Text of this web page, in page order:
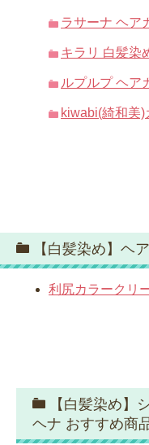
ラサーナ ヘア
キラリ 白髪染
ルプルプ ヘア
kiwabi(綺和美)
【白髪染め】ヘ
利尻カラークリ
【白髪染め】
ヘナ おすすめ商